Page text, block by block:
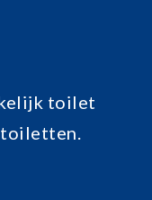
toilet